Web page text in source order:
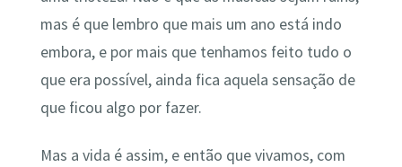
mas é que lembro que mais um ano está indo
embora, e por mais que tenhamos feito tudo o
que era possível, ainda fica aquela sensação de
que ficou algo por fazer.
Mas a vida é assim, e então que vivamos, com